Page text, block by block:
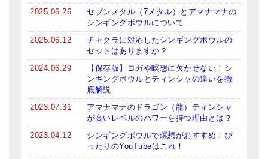
チベット高僧のオラクルカード
ベル＆ドルジェ
シンギングボウル入門本・CD
オリジナルグッズ
神々とつながるジュエリー
2025.06.26
セブンメタル（7メタル）とアマナマナの
シンギングボウルについて
2025.06.12
チャクラに対応したシンギングボウルの
セットはありますか？
2024.06.29
【保存版】ヨガや瞑想に欠かせない！シ
ンギングボウルとティンシャの違いを徹
底解説
2023.07.31
アマナマナのドラゴン（龍）ティンシャ
が高いレベルのパワーを持つ理由とは？
2023.04.12
シンギングボウルで瞑想がおすすめ！ぴ
ったりのYouTubeはこれ！